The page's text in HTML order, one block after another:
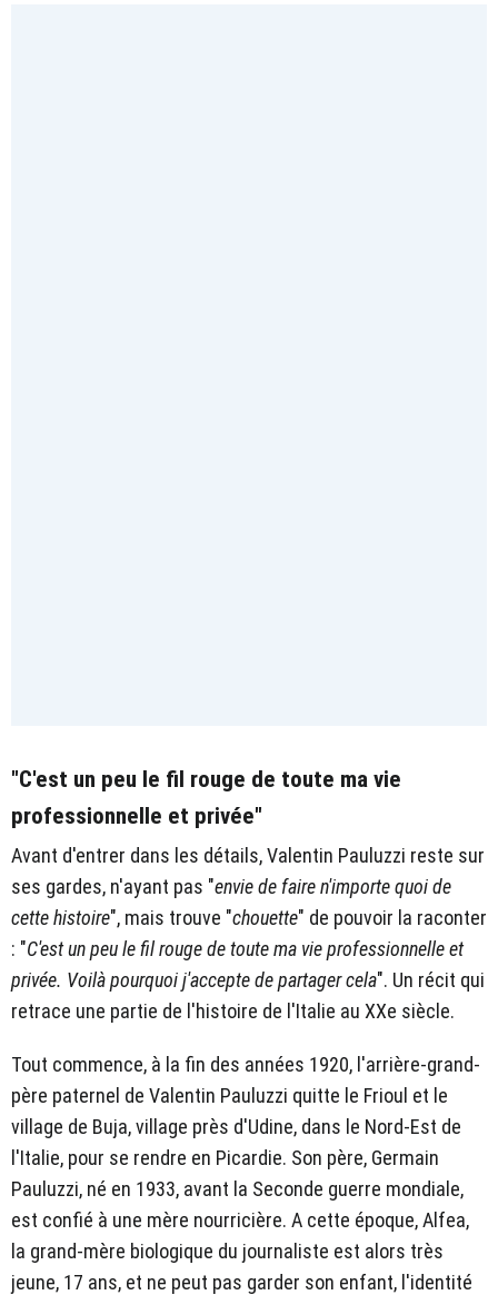
"C'est un peu le fil rouge de toute ma vie
professionnelle et privée"
Avant d'entrer dans les détails, Valentin Pauluzzi reste sur
ses gardes, n'ayant pas "envie de faire n'importe quoi de
cette histoire", mais trouve "chouette" de pouvoir la raconter
: "C'est un peu le fil rouge de toute ma vie professionnelle et
privée. Voilà pourquoi j'accepte de partager cela". Un récit qui
retrace une partie de l'histoire de l'Italie au XXe siècle.
Tout commence, à la fin des années 1920, l'arrière-grand-
père paternel de Valentin Pauluzzi quitte le Frioul et le
village de Buja, village près d'Udine, dans le Nord-Est de
l'Italie, pour se rendre en Picardie. Son père, Germain
Pauluzzi, né en 1933, avant la Seconde guerre mondiale,
est confié à une mère nourricière. A cette époque, Alfea,
la grand-mère biologique du journaliste est alors très
jeune, 17 ans, et ne peut pas garder son enfant, l'identité